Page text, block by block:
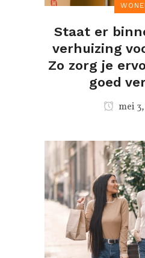
Staat er
verhuizing
Zo zorg je
goed
mei